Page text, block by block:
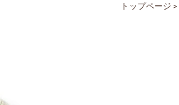
トップページ >